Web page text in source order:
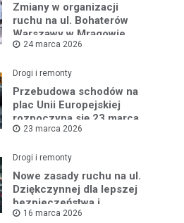
Zmiany w organizacji
ruchu na ul. Bohaterów
Warszawy w Mrągowie
24 marca 2026
Drogi i remonty
Przebudowa schodów na
plac Unii Europejskiej
rozpoczyna się 23 marca
23 marca 2026
Drogi i remonty
Nowe zasady ruchu na ul.
Dziękczynnej dla lepszej
bezpieczeństwa i
płynności jazdy
16 marca 2026